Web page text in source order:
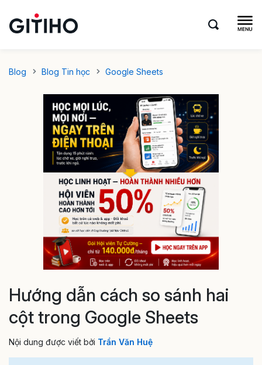
Blog Blog Tin học Google Sheets
Hướng dẫn cách so sánh hai
cột trong Google Sheets
Nội dung được viết bởi Trần Văn Huệ